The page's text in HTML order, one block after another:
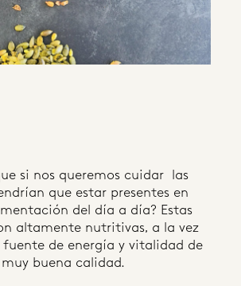
si nos queremos cuidar las
que estar presentes en
del día a día? Estas
altamente nutritivas, a la vez
fuente de energía y vitalidad de
muy buena calidad.